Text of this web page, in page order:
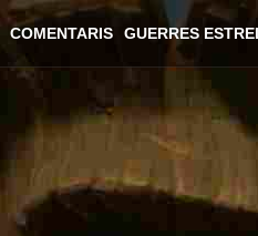
COMENTARIS GUERRES